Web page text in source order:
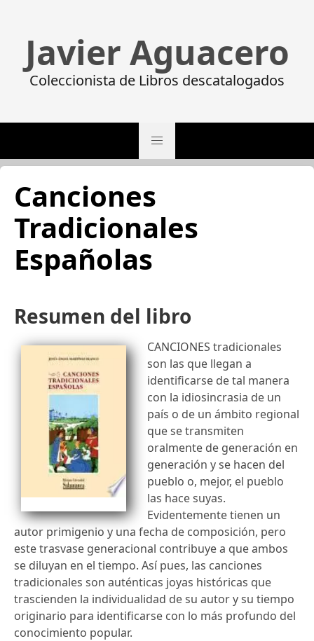
Javier Aguacero
Coleccionista de Libros descatalogados
Canciones
Tradicionales
Españolas
Resumen del libro
CANCIONES tradicionales
son las que llegan a
identificarse de tal manera
con la idiosincrasia de un
país o de un ámbito regional
que se transmiten
oralmente de generación en
generación y se hacen del
pueblo o, mejor, el pueblo
las hace suyas.
Evidentemente tienen un
autor primigenio y una fecha de composición, pero
este trasvase generacional contribuye a que ambos
se diluyan en el tiempo. Así pues, las canciones
tradicionales son auténticas joyas históricas que
trascienden la individualidad de su autor y su tiempo
originario para identificarse con lo más profundo del
conocimiento popular.